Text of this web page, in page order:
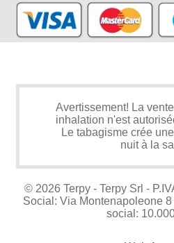
Avertissement! La
inhalation n'est
Le tabagisme crée
nuit à la
© 2026 Terpy - Terpy Srl -
Social: Via Montenapoleone
social: